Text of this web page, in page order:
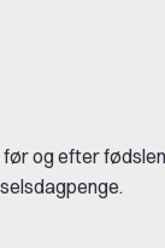
og efter